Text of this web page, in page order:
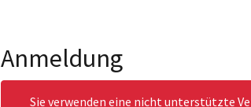
Anmeldung
Sie verwenden eine nicht unterstützte